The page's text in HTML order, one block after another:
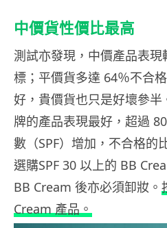
中價貨性價比最高
測試亦發現，中價產品表
標；平價貨多達 64％不合
好，貴價貨也只是好壞參
牌的產品表現最好，超過
數（SPF）增加，不合格的
選購SPF 30 以上的 BB
BB Cream 後亦必須卸妝。
Cream 產品。